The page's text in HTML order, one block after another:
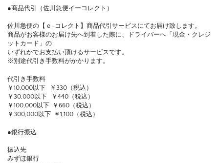
●商品代引（佐川急便イーコレクト）
佐川急便の【ｅ-コレクト】商品代引サービスにてお届け致します。
商品がお客様のお届け先へ到着した際に、ドライバーへ「現金・クレジ
ットカード」の
いずれかでお支払い頂けるサービスです。
※別途代引き手数料がかかります。
代引き手数料
￥10,000以下 ￥330（税込）
￥30,000以下 ￥440（税込）
￥100,000以下 ￥660（税込）
￥300,000以下 ￥1,100（税込）
●銀行振込
振込先
みずほ銀行